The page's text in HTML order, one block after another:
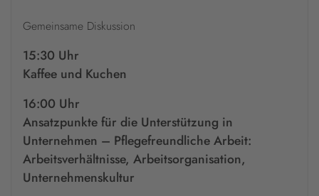
Gemeinsame Diskussion
15:30 Uhr
Kaffee und Kuchen
16:00 Uhr
Ansatzpunkte für die Unterstützung in
Unternehmen – Pflegefreundliche Arbeit:
Arbeitsverhältnisse, Arbeitsorganisation,
Unternehmenskultur